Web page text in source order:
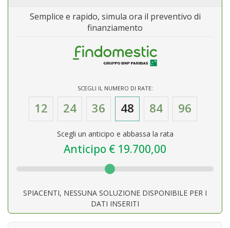
Semplice e rapido, simula ora il preventivo di
finanziamento
SCEGLI IL NUMERO DI RATE:
12 24 36 48 84 96
Scegli un anticipo e abbassa la rata
Anticipo € 19.700,00
SPIACENTI, NESSUNA SOLUZIONE DISPONIBILE PER I
DATI INSERITI